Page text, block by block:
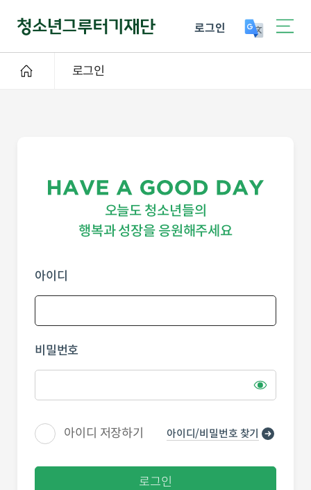
로그인
로그인
오늘도 청소년들의
행복과 성장을 응원해주세요
아이디
비밀번호
아이디 저장하기 아이디/비밀번호 찾기
로그인